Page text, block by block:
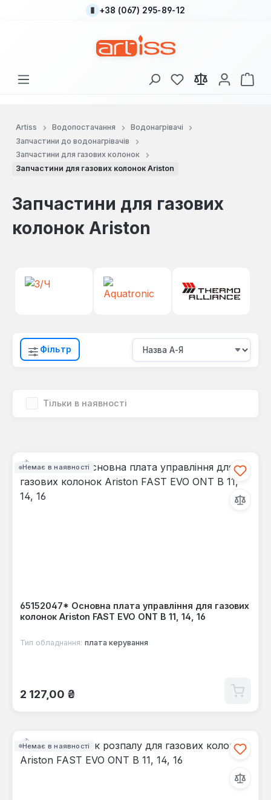
Перейти до основного вмісту
+38 (067) 295-89-12
У вас є 0 у списку
Artiss Водопостачання
Водонагрівачі
Запчастини до водонагрівачів
Запчастини для газових колонок
Запчастини для газових колонок Ariston
Запчастини для газових
колонок Ariston
Фільтр
Тільки в наявності
Немає в наявності
65152047* Основна плата управління для газових
колонок Ariston FAST EVO ONT B 11, 14, 16
Тип обладнання: плата керування
Звичайна ціна:
2 127,00 ₴
Немає в наявності